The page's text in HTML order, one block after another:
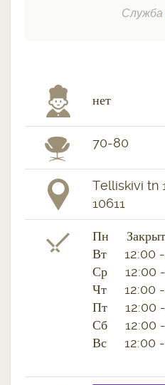
Служба
нет
70-80
Telliskivi tn
10611
Пн
Вт 12:00 -
Ср 12:00 -
Чт 12:00 -
Пт 12:00 -
Сб 12:00 -
Вс 12:00 -